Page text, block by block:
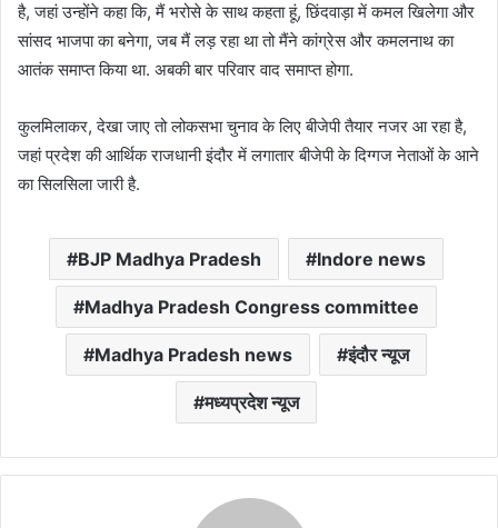
है, जहां उन्होंने कहा कि, मैं भरोसे के साथ कहता हूं, छिंदवाड़ा में कमल खिलेगा और
सांसद भाजपा का बनेगा, जब मैं लड़ रहा था तो मैंने कांग्रेस और कमलनाथ का
आतंक समाप्त किया था. अबकी बार परिवार वाद समाप्त होगा.
कुलमिलाकर, देखा जाए तो लोकसभा चुनाव के लिए बीजेपी तैयार नजर आ रहा है,
जहां प्रदेश की आर्थिक राजधानी इंदौर में लगातार बीजेपी के दिग्गज नेताओं के आने
का सिलसिला जारी है.
BJP Madhya Pradesh Indore news
Madhya Pradesh Congress committee
Madhya Pradesh news इंदौर न्यूज
मध्यप्रदेश न्यूज